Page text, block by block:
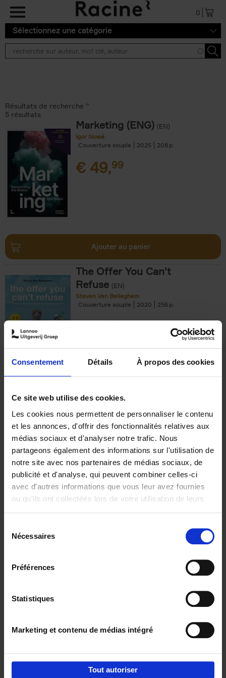
Consentement Détails À propos des cookies
Ce site web utilise des cookies.
Les cookies nous permettent de personnaliser le contenu
et les annonces, d'offrir des fonctionnalités relatives aux
médias sociaux et d'analyser notre trafic. Nous
partageons également des informations sur l'utilisation de
notre site avec nos partenaires de médias sociaux, de
publicité et d'analyse, qui peuvent combiner celles-ci
avec d'autres informations que vous leur avez fournies
ou qu'ils ont collectées lors de votre utilisation de leurs
Nécessaires
Préférences
Statistiques
Marketing et contenu de médias intégré
Tout autoriser
Aller au contenu principal
0
Sélectionnez une catégorie
Résultats de recherche ''
5 résultats
Marketing (ENG) (EN)
Igor Nowé
Couverture souple
2025 208
€ 49,99
Ajouter au panier
The Offer You Can't
Refuse (EN)
Steven Van Belleghem
Couverture souple
2020 256
€37,50
Building Bonds = Building
Business
Jochen Roef Jozefien De Feyter
Carolien Boom
Couverture souple
2025 200
€29,99
Digital marketing like a PRO -
completely revised edition (EN)